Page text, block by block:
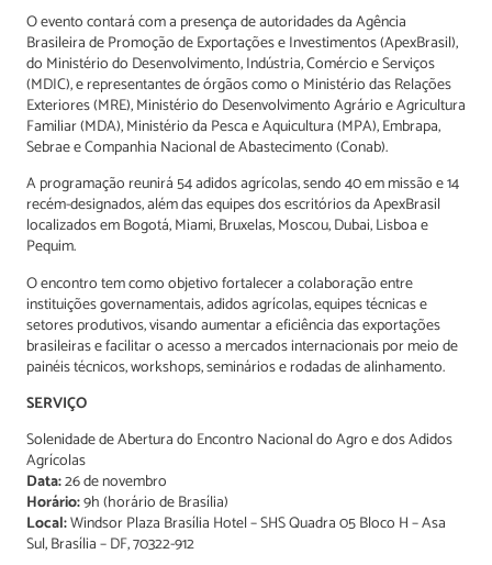
O evento contará com a presença de autoridades da Agência
Brasileira de Promoção de Exportações e Investimentos (ApexBrasil),
do Ministério do Desenvolvimento, Indústria, Comércio e Serviços
(MDIC), e representantes de órgãos como o Ministério das Relações
Exteriores (MRE), Ministério do Desenvolvimento Agrário e Agricultura
Familiar (MDA), Ministério da Pesca e Aquicultura (MPA), Embrapa,
Sebrae e Companhia Nacional de Abastecimento (Conab).
A programação reunirá 54 adidos agrícolas, sendo 40 em missão e 14
recém-designados, além das equipes dos escritórios da ApexBrasil
localizados em Bogotá, Miami, Bruxelas, Moscou, Dubai, Lisboa e
Pequim.
O encontro tem como objetivo fortalecer a colaboração entre
instituições governamentais, adidos agrícolas, equipes técnicas e
setores produtivos, visando aumentar a eficiência das exportações
brasileiras e facilitar o acesso a mercados internacionais por meio de
painéis técnicos, workshops, seminários e rodadas de alinhamento.
SERVIÇO
Solenidade de Abertura do Encontro Nacional do Agro e dos Adidos
Agrícolas
Data:26 de novembro
Horário:9h (horário de Brasília)
Local:Windsor Plaza Brasília Hotel – SHS Quadra 05 Bloco H – Asa
Sul, Brasília – DF, 70322-912